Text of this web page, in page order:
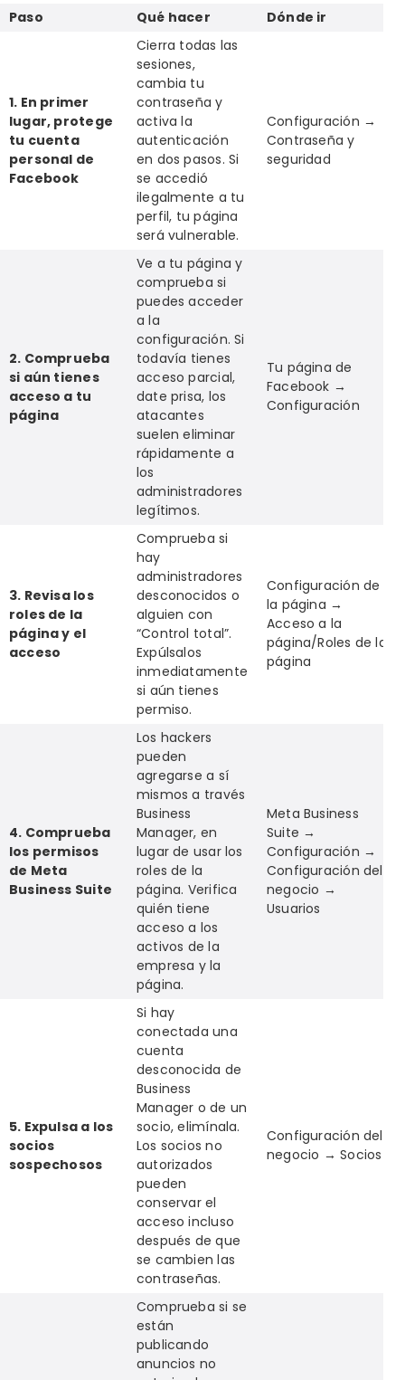
Paso Qué hacer Dónde ir
1. En primer
lugar, protege
tu cuenta
personal de
Facebook
Cierra todas las
sesiones,
cambia tu
contraseña y
activa la
autenticación
en dos pasos. Si
se accedió
ilegalmente a tu
perfil, tu página
será vulnerable.
Configuración →
Contraseña y
seguridad
2. Comprueba
si aún tienes
acceso a tu
página
Ve a tu página y
comprueba si
puedes acceder
a la
configuración. Si
todavía tienes
acceso parcial,
date prisa, los
atacantes
suelen eliminar
rápidamente a
los
administradores
legítimos.
Tu página de
Facebook →
Configuración
3. Revisa los
roles de la
página y el
acceso
Comprueba si
hay
administradores
desconocidos o
alguien con
“Control total”.
Expúlsalos
inmediatamente
si aún tienes
permiso.
Configuración de
la página →
Acceso a la
página/Roles de la
página
4. Comprueba
los permisos
de Meta
Business Suite
Los hackers
pueden
agregarse a sí
mismos a través
Business
Manager, en
lugar de usar los
roles de la
página. Verifica
quién tiene
acceso a los
activos de la
empresa y la
página.
Meta Business
Suite →
Configuración →
Configuración del
negocio →
Usuarios
5. Expulsa a los
socios
sospechosos
Si hay
conectada una
cuenta
desconocida de
Business
Manager o de un
socio, elimínala.
Los socios no
autorizados
pueden
conservar el
acceso incluso
después de que
se cambien las
contraseñas.
Configuración del
negocio → Socios
Comprueba si se
están
publicando
anuncios no